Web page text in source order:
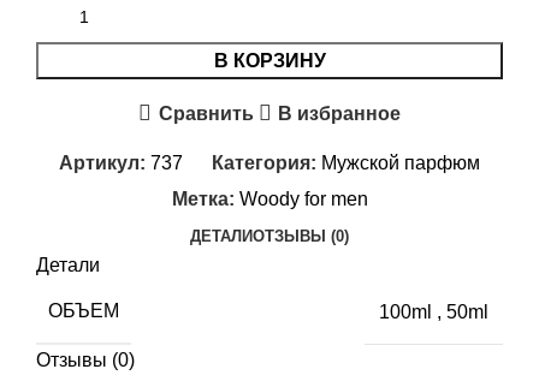
В КОРЗИНУ
Сравнить В избранное
Артикул: 737 Категория: Мужской парфюм
Метка: Woody for men
ДЕТАЛИОТЗЫВЫ (0)
Детали
ОБЪЕМ 100ml , 50ml
Отзывы (0)